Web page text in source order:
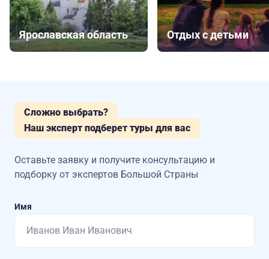
Ярославская область Отдых с детьми
Сложно выбрать?
Наш эксперт подберет туры для вас
Оставьте заявку и получите консультацию и
подборку от экспертов Большой Страны
Имя